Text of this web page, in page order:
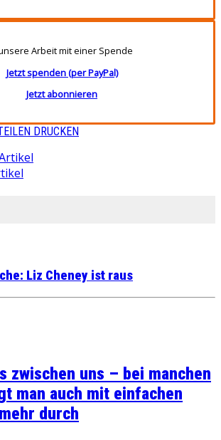
Arbeit mit einer Spende
Jetzt spenden (per PayPal)
Jetzt abonnieren
DRUCKEN
Liz Cheney ist raus
zwischen uns – bei manchen
man auch mit einfachen
durch